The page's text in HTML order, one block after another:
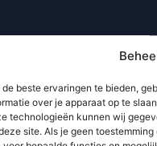
de beste ervaringen te bieden,
over je apparaat op te
technologieën kunnen wij
site. Als je geen